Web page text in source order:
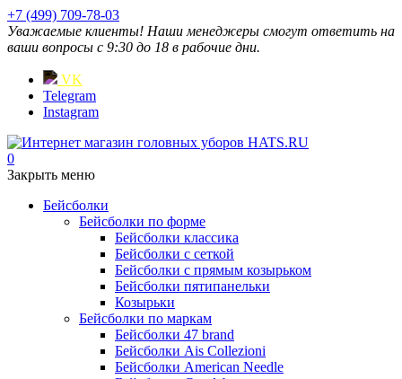
+7 (499) 709-78-03
Уважаемые клиенты! Наши менеджеры смогут ответить на
ваши вопросы с 9:30 до 18 в рабочие дни.
VK
Telegram
Instagram
0
Закрыть меню
Бейсболки
Бейсболки по форме
Бейсболки классика
Бейсболки с сеткой
Бейсболки с прямым козырьком
Бейсболки пятипанельки
Козырьки
Бейсболки по маркам
Бейсболки 47 brand
Бейсболки Ais Collezioni
Бейсболки American Needle